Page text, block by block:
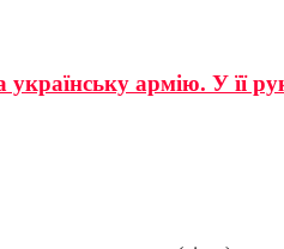
українську армію. У її